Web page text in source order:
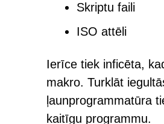
Skriptu faili
ISO attēli
Ierīce tiek inficēta,
makro. Turklāt
ļaunprogrammatūra
kaitīgu programmu.